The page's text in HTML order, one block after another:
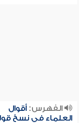
الفهرس:أقوال
العلماء في نسخ